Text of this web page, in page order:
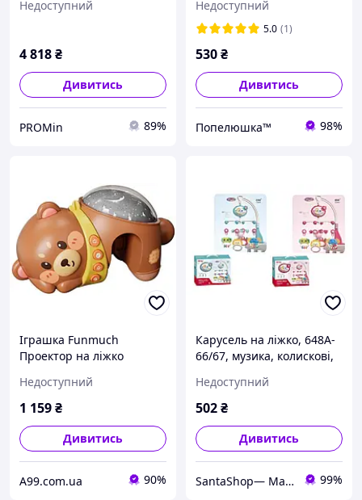
(ВП-002/1)
Недоступний
4 818₴
Дивитись
PROMin 89%
Недоступний
5.0 (1)
530₴
Дивитись
Попелюшка™ 98%
Іграшка Funmuch
Проектор на ліжко
білий шум (7229100)
Недоступний
1 159₴
Дивитись
A99.com.ua 90%
Карусель на ліжко, 648A-
66/67, музика, колискові,
в коробці р.32*6,8*24,5с
Недоступний
502₴
Дивитись
SantaShop— Магазин дитячих іграшок 99%